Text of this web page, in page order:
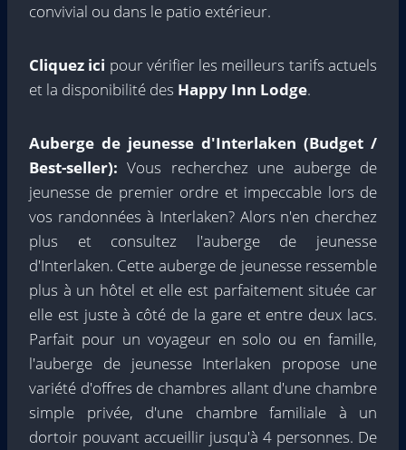
convivial ou dans le patio extérieur.
Cliquez ici pour vérifier les meilleurs tarifs actuels
et la disponibilité des Happy Inn Lodge.
Auberge de jeunesse d'Interlaken (Budget /
Best-seller):Vous recherchez une auberge de
jeunesse de premier ordre et impeccable lors de
vos randonnées à Interlaken? Alors n'en cherchez
plus et consultez l'auberge de jeunesse
d'Interlaken. Cette auberge de jeunesse ressemble
plus à un hôtel et elle est parfaitement située car
elle est juste à côté de la gare et entre deux lacs.
Parfait pour un voyageur en solo ou en famille,
l'auberge de jeunesse Interlaken propose une
variété d'offres de chambres allant d'une chambre
simple privée, d'une chambre familiale à un
dortoir pouvant accueillir jusqu'à 4 personnes. De